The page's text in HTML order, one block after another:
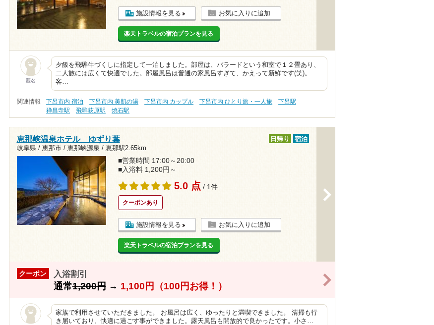
施設情報を見る お気に入りに追加
楽天トラベルの宿泊プランを見る
匿名
夕飯を飛騨牛づくしに指定して一泊しました。部屋は、バラードという和室で１２畳あり、
二人旅には広くて快適でした。部屋風呂は普通の家風呂すぎて、かえって新鮮です(笑)。
客…
関連情報 下呂市内 宿泊 下呂市内 美肌の湯 下呂市内 カップル 下呂市内 ひとり旅・一人旅
下呂駅
禅昌寺駅
飛騨萩原駅 焼石駅
恵那峡温泉ホテル ゆずり葉
岐阜県 / 恵那市 / 恵那峡源泉 / 恵那駅2.65km
日帰り 宿泊
■営業時間 17:00～20:00
■入浴料 1,200円～
5.0 点 / 1件
クーポンあり
施設情報を見る お気に入りに追加
楽天トラベルの宿泊プランを見る
クーポン 入浴割引
通常1,200円→ 1,100円（100円お得！）
家族で利用させていただきました。 お風呂は広く、ゆったりと満喫できました。 清掃も行
き届いており、快適に過ごす事ができました。露天風呂も開放的で良かったです。小さ…